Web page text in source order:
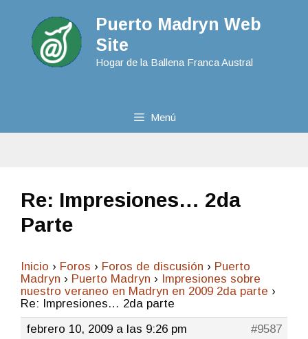
Puerto Madryn Web
Site
Hogar de la Ballena Franca Austral
Menú
Re: Impresiones… 2da
Parte
Inicio › Foros › Foros de discusión › Puerto
Madryn › Puerto Madryn › Impresiones sobre
nuestro veraneo en Madryn en 2009 2da parte ›
Re: Impresiones… 2da parte
febrero 10, 2009 a las 9:26 pm
#9587